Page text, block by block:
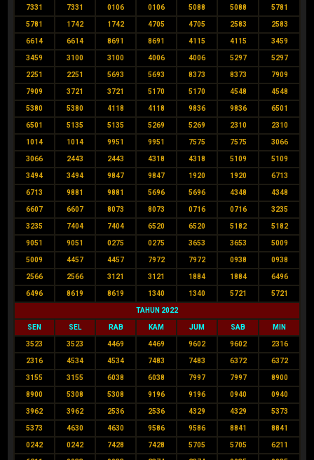
7331 7331 0106 0106 5088 5088 5781
5781 1742 1742 4705 4705 2583 2583
6614 6614 8691 8691 4115 4115 3459
3459 3100 3100 4006 4006 5297 5297
2251 2251 5693 5693 8373 8373 7909
7909 3721 3721 5170 5170 4548 4548
5380 5380 4118 4118 9836 9836 6501
6501 5135 5135 5269 5269 2310 2310
1014 1014 9951 9951 7575 7575 3066
3066 2443 2443 4318 4318 5109 5109
3494 3494 9847 9847 1920 1920 6713
6713 9881 9881 5696 5696 4348 4348
6607 6607 8073 8073 0716 0716 3235
3235 7404 7404 6520 6520 5182 5182
9051 9051 0275 0275 3653 3653 5009
5009 4457 4457 7972 7972 0938 0938
2566 2566 3121 3121 1884 1884 6496
6496 8619 8619 1340 1340 5721 5721
TAHUN 2022
SEN SEL RAB KAM JUM SAB MIN
3523 3523 4469 4469 9602 9602 2316
2316 4534 4534 7483 7483 6372 6372
3155 3155 6038 6038 7997 7997 8900
8900 5308 5308 9196 9196 0940 0940
3962 3962 2536 2536 4329 4329 5373
5373 4630 4630 9586 9586 8841 8841
0242 0242 7428 7428 5705 5705 6211